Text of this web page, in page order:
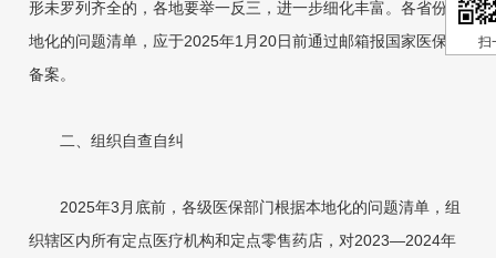
形未罗列齐全的，各地要举一反三，进一步细化丰富。各省份本
地化的问题清单，应于2025年1月20日前通过邮箱报国家医保局
备案。
二、组织自查自纠
2025年3月底前，各级医保部门根据本地化的问题清单，组
织辖区内所有定点医疗机构和定点零售药店，对2023—2024年
扫